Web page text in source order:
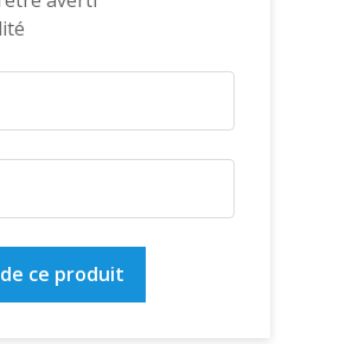
ce produit